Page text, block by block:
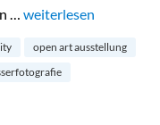
… „Below Surface:
weiterlesen
open art ausstellung